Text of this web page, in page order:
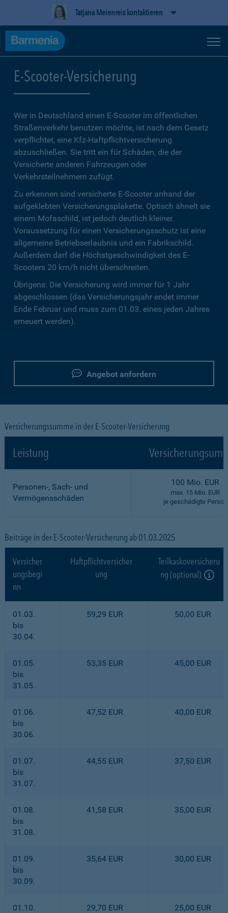
Tatjana Meienreis kontaktieren
E-Scooter-Versicherung
Wer in Deutschland einen E-Scooter im öffentlichen
Straßenverkehr benutzen möchte, ist nach dem Gesetz
verpflichtet, eine Kfz-Haftpflichtversicherung
abzuschließen. Sie tritt ein für Schäden, die der
Versicherte anderen Fahrzeugen oder
Verkehrsteilnehmern zufügt.
Zu erkennen sind versicherte E-Scooter anhand der
aufgeklebten Versicherungsplakette. Optisch ähnelt sie
einem Mofaschild, ist jedoch deutlich kleiner.
Voraussetzung für einen Versicherungsschutz ist eine
allgemeine Betriebserlaubnis und ein Fabrikschild.
Außerdem darf die Höchstgeschwindigkeit des E-
Scooters 20 km/h nicht überschreiten.
Übrigens: Die Versicherung wird immer für 1 Jahr
abgeschlossen (das Versicherungsjahr endet immer
Ende Februar und muss zum 01.03. eines jeden Jahres
erneuert werden).
Angebot anfordern
Versicherungssumme in der E-Scooter-Versicherung
Leistung
Personen-, Sach- und
Vermögensschäden
100 Mio. EUR
max. 15 Mio. EUR
je geschädigte Person
Beiträge in der E-Scooter-Versicherung ab 01.03.2025
Versicher
ungsbegi
nn
Haftpflichtversicher
ung
Teilkaskoversicheru
ng (optional)
01.03.
bis
30.04.
59,29 EUR 50,00 EUR
01.05.
bis
31.05.
53,35 EUR 45,00 EUR
01.06.
bis
30.06.
47,52 EUR 40,00 EUR
01.07.
bis
31.07.
44,55 EUR 37,50 EUR
01.08.
bis
31.08.
41,58 EUR 35,00 EUR
01.09.
bis
30.09.
35,64 EUR 30,00 EUR
01.10. 29,70 EUR 25,00 EUR